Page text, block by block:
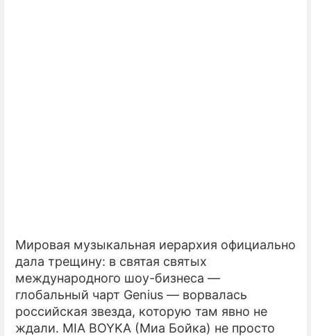
Мировая музыкальная иерархия официально
дала трещину: в святая святых
международного шоу-бизнеса —
глобальный чарт Genius — ворвалась
российская звезда, которую там явно не
ждали. MIA BOYKA (Миа Бойка) не просто